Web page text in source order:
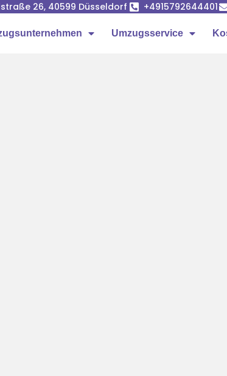
26, 40599 Düsseldorf +4915792644401
Umzugsservice